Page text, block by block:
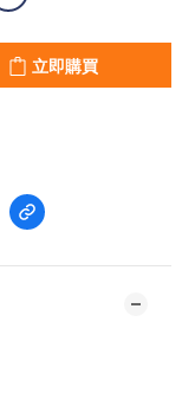
立即購買